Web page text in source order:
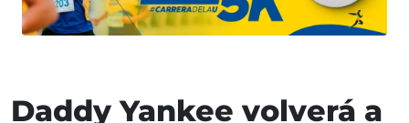
Daddy Yankee volverá a